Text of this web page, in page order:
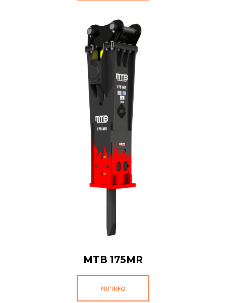
MTB 175MR
PIU' INFO